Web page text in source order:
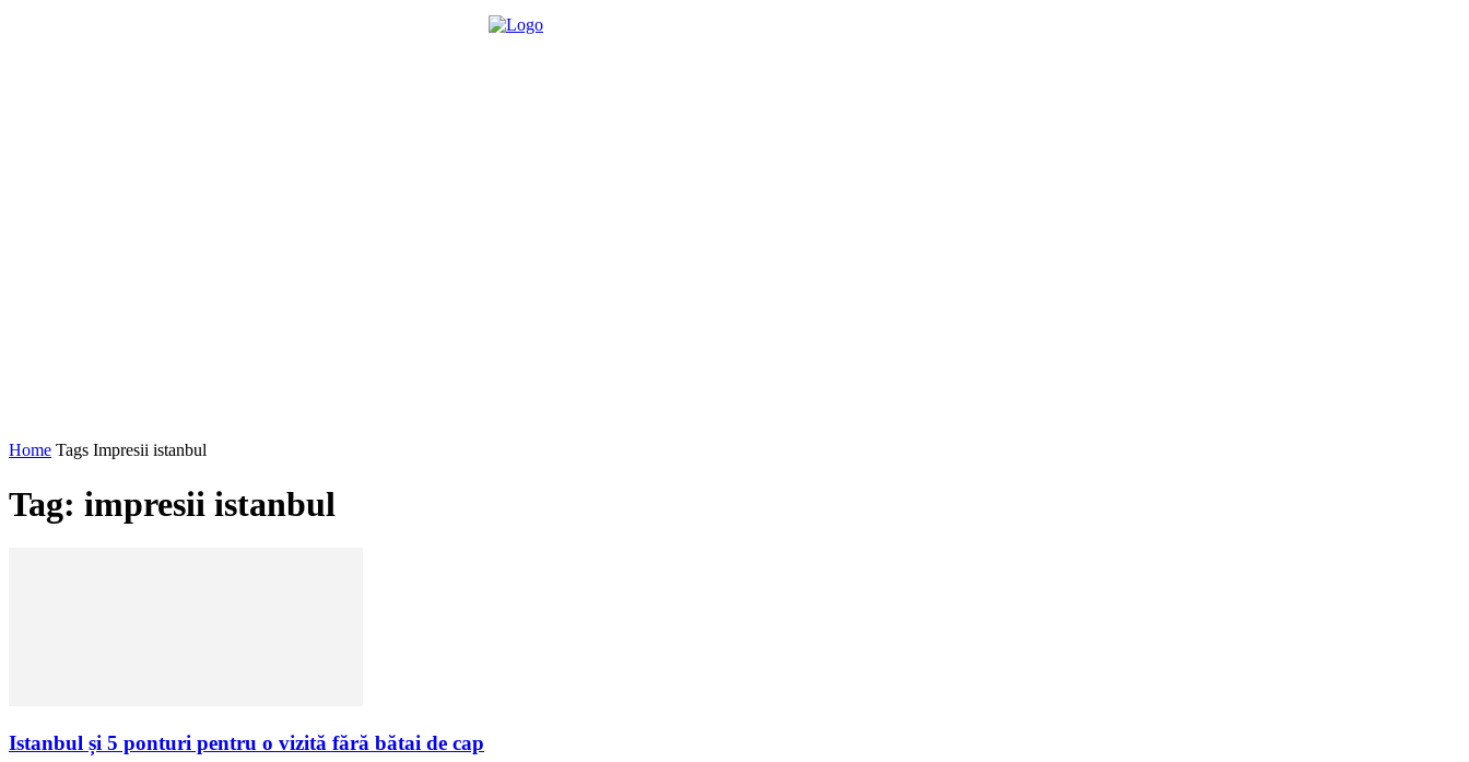
Home Tags Impresii istanbul
Tag: impresii istanbul
Istanbul și 5 ponturi pentru o vizită fără bătai de cap